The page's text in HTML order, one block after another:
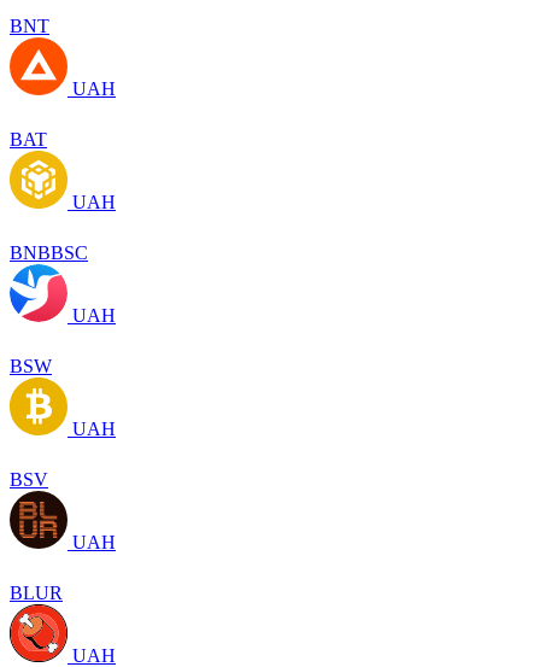
BNT
UAH
BAT
UAH
BNBBSC
UAH
BSW
UAH
BSV
UAH
BLUR
UAH